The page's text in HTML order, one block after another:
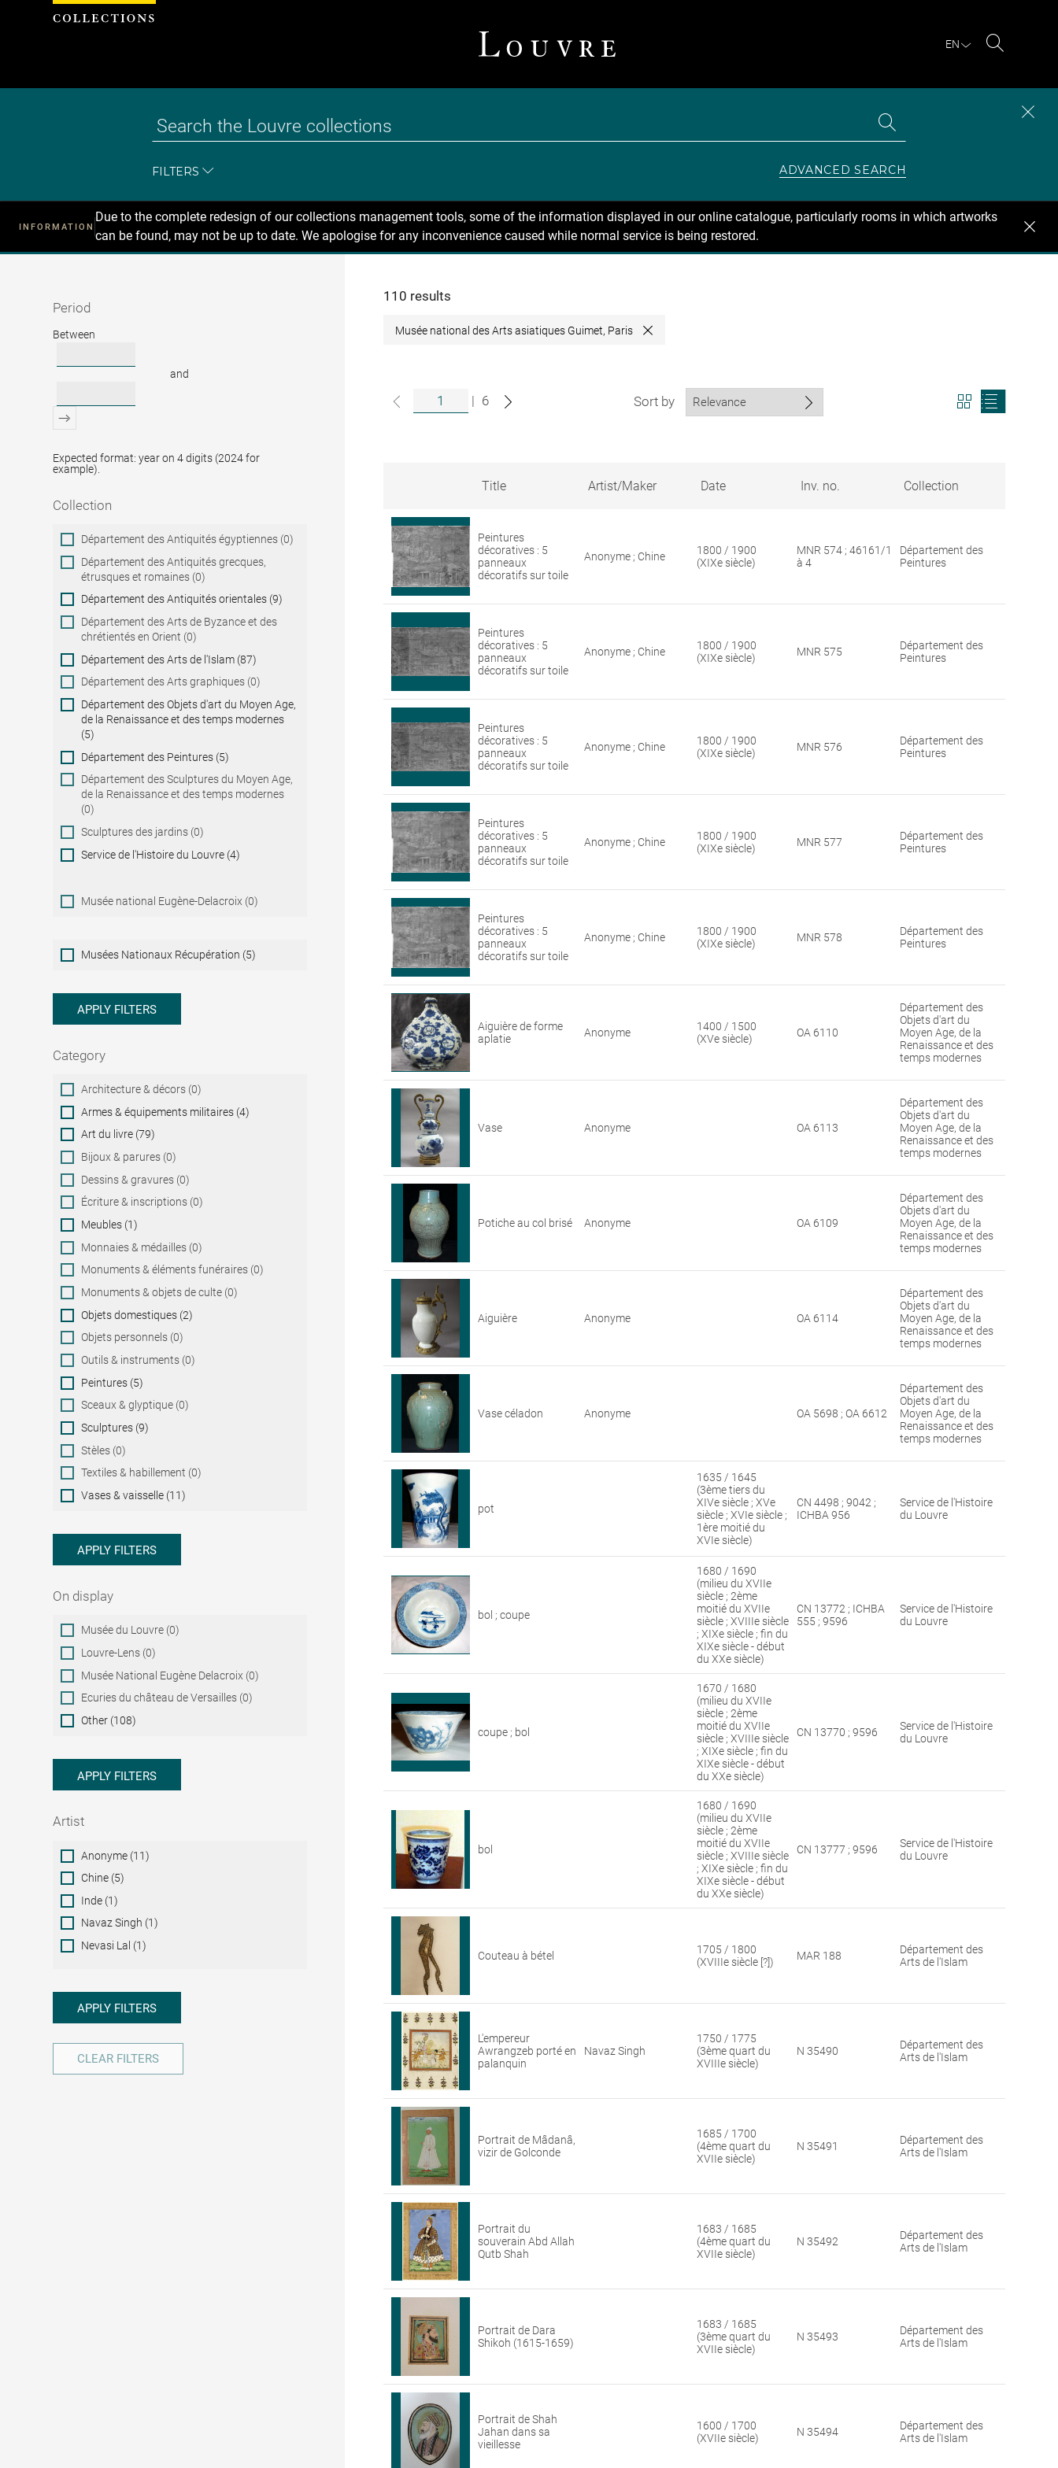
EN
FILTERS ADVANCED SEARCH
INFORMATION
Due to the complete redesign of our collections management tools, some of the information displayed in our online catalogue, particularly rooms in which artworks
can be found, may not be up to date. We apologise for any inconvenience caused while normal service is being restored.
Recherche
Period
Period
Between
and
Expected format: year on 4 digits (2024 for
example).
Collection
Collection
Département des Antiquités égyptiennes (0)
Département des Antiquités grecques,
étrusques et romaines (0)
Département des Antiquités orientales (9)
Département des Arts de Byzance et des
chrétientés en Orient (0)
Département des Arts de l'Islam (87)
Département des Arts graphiques (0)
Département des Objets d'art du Moyen Age,
de la Renaissance et des temps modernes
(5)
Département des Peintures (5)
Département des Sculptures du Moyen Age,
de la Renaissance et des temps modernes
(0)
Sculptures des jardins (0)
Service de l'Histoire du Louvre (4)
Musée national Eugène-Delacroix (0)
Musées
Nationaux
Musées Nationaux Récupération (5)
APPLY FILTERS
Category
Category
Architecture & décors (0)
Armes & équipements militaires (4)
Art du livre (79)
Bijoux & parures (0)
Dessins & gravures (0)
Écriture & inscriptions (0)
Meubles (1)
Monnaies & médailles (0)
Monuments & éléments funéraires (0)
Monuments & objets de culte (0)
Objets domestiques (2)
Objets personnels (0)
Outils & instruments (0)
Peintures (5)
Sceaux & glyptique (0)
Sculptures (9)
Stèles (0)
Textiles & habillement (0)
Vases & vaisselle (11)
APPLY FILTERS
On display
On
display
Musée du Louvre (0)
Louvre-Lens (0)
Musée National Eugène Delacroix (0)
Ecuries du château de Versailles (0)
Other (108)
APPLY FILTERS
Artist
ArtistAnonyme (11)
Chine (5)
Inde (1)
Navaz Singh (1)
Nevasi Lal (1)
APPLY FILTERS
CLEAR FILTERS
110 results
Musée national des Arts asiatiques Guimet, Paris Close
| 6 Sort by
View
search
Search
results
for
artworks
the
Louvre
collections
Title Artist/Maker Date Inv. no. Collection
Peintures
décoratives : 5
panneaux
décoratifs sur toile
Anonyme ; Chine
1800 / 1900
(XIXe siècle)
MNR 574 ; 46161/1
à 4
Département des
Peintures
Peintures
décoratives : 5
panneaux
décoratifs sur toile
Anonyme ; Chine
1800 / 1900
(XIXe siècle)
MNR 575
Département des
Peintures
Peintures
décoratives : 5
panneaux
décoratifs sur toile
Anonyme ; Chine
1800 / 1900
(XIXe siècle)
MNR 576
Département des
Peintures
Peintures
décoratives : 5
panneaux
décoratifs sur toile
Anonyme ; Chine
1800 / 1900
(XIXe siècle)
MNR 577
Département des
Peintures
Peintures
décoratives : 5
panneaux
décoratifs sur toile
Anonyme ; Chine
1800 / 1900
(XIXe siècle)
MNR 578
Département des
Peintures
Aiguière de forme
aplatie
Anonyme
1400 / 1500
(XVe siècle)
OA 6110
Département des
Objets d'art du
Moyen Age, de la
Renaissance et des
temps modernes
Vase Anonyme OA 6113
Département des
Objets d'art du
Moyen Age, de la
Renaissance et des
temps modernes
Potiche au col brisé Anonyme OA 6109
Département des
Objets d'art du
Moyen Age, de la
Renaissance et des
temps modernes
Aiguière Anonyme OA 6114
Département des
Objets d'art du
Moyen Age, de la
Renaissance et des
temps modernes
Vase céladon Anonyme OA 5698 ; OA 6612
Département des
Objets d'art du
Moyen Age, de la
Renaissance et des
temps modernes
pot
1635 / 1645
(3ème tiers du
XIVe siècle ; XVe
siècle ; XVIe siècle ;
1ère moitié du
XVIe siècle)
CN 4498 ; 9042 ;
ICHBA 956
Service de l'Histoire
du Louvre
bol ; coupe
1680 / 1690
(milieu du XVIIe
siècle ; 2ème
moitié du XVIIe
siècle ; XVIIIe siècle
; XIXe siècle ; fin du
XIXe siècle - début
du XXe siècle)
CN 13772 ; ICHBA
555 ; 9596
Service de l'Histoire
du Louvre
coupe ; bol
1670 / 1680
(milieu du XVIIe
siècle ; 2ème
moitié du XVIIe
siècle ; XVIIIe siècle
; XIXe siècle ; fin du
XIXe siècle - début
du XXe siècle)
CN 13770 ; 9596
Service de l'Histoire
du Louvre
bol
1680 / 1690
(milieu du XVIIe
siècle ; 2ème
moitié du XVIIe
siècle ; XVIIIe siècle
; XIXe siècle ; fin du
XIXe siècle - début
du XXe siècle)
CN 13777 ; 9596
Service de l'Histoire
du Louvre
Couteau à bétel
1705 / 1800
(XVIIIe siècle [?])
MAR 188
Département des
Arts de l'Islam
L'empereur
Awrangzeb porté en
palanquin
Navaz Singh
1750 / 1775
(3ème quart du
XVIIIe siècle)
N 35490
Département des
Arts de l'Islam
Portrait de Mâdanâ,
vizir de Golconde
1685 / 1700
(4ème quart du
XVIIe siècle)
N 35491
Département des
Arts de l'Islam
Portrait du
souverain Abd Allah
Qutb Shah
1683 / 1685
(4ème quart du
XVIIe siècle)
N 35492
Département des
Arts de l'Islam
Portrait de Dara
Shikoh (1615-1659)
1683 / 1685
(3ème quart du
XVIIe siècle)
N 35493
Département des
Arts de l'Islam
Portrait de Shah
Jahan dans sa
vieillesse
1600 / 1700
(XVIIe siècle)
N 35494
Département des
Arts de l'Islam
Cookies management panel